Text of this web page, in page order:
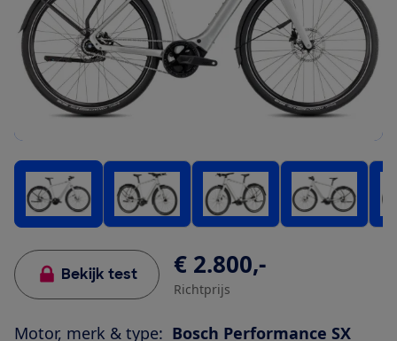
Bekijk test € 2.800,-
Richtprijs
Motor, merk & type: Bosch Performance SX